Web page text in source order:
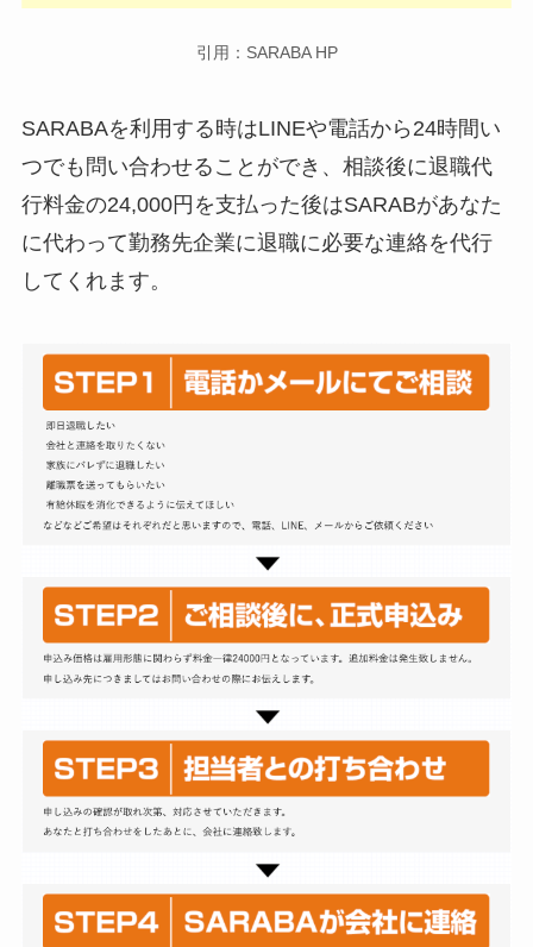
引用：SARABA HP
SARABAを利用する時はLINEや電話から24時間い
つでも問い合わせることができ、相談後に退職代
行料金の24,000円を支払った後はSARABがあなた
に代わって勤務先企業に退職に必要な連絡を代行
してくれます。